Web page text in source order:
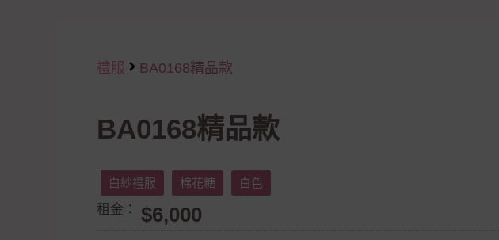
禮服 BA0168精品款
BA0168精品款
白紗禮服 棉花糖 白色
租金： $6,000